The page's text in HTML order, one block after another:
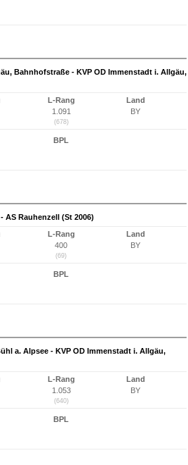
Bahnhofstraße - KVP OD Immenstadt i. Allgäu,
L-Rang
1.091
(678)
Land
BY
BPL
AS Rauhenzell (St 2006)
L-Rang
400
(69)
Land
BY
BPL
a. Alpsee - KVP OD Immenstadt i. Allgäu,
L-Rang
1.053
(640)
Land
BY
BPL